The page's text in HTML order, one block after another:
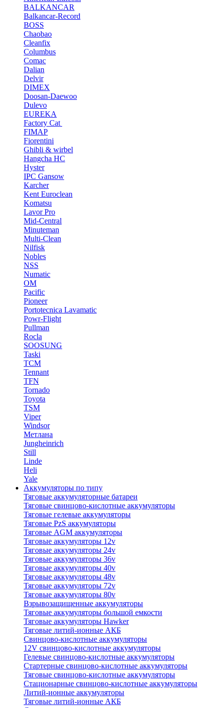
BALKANCAR
Balkancar-Record
BOSS
Chaobao
Cleanfix
Columbus
Comac
Dalian
Delvir
DIMEX
Doosan-Daewoo
Dulevo
EUREKA
Factory Cat
FIMAP
Fiorentini
Ghibli & wirbel
Hangcha HC
Hyster
IPC Gansow
Karcher
Kent Euroclean
Komatsu
Lavor Pro
Mid-Central
Minuteman
Multi-Clean
Nilfisk
Nobles
NSS
Numatic
OM
Pacific
Pioneer
Portotecnica Lavamatic
Powr-Flight
Pullman
Rocla
SOOSUNG
Taski
TCM
Tennant
TFN
Tornado
Toyota
TSM
Viper
Windsor
Метлана
Jungheinrich
Still
Linde
Heli
Yale
Аккумуляторы по типу
Тяговые аккумуляторные батареи
Тяговые свинцово-кислотные аккумуляторы
Тяговые гелевые аккумуляторы
Тяговые PzS аккумуляторы
Тяговые AGM аккумуляторы
Тяговые аккумуляторы 12v
Тяговые аккумуляторы 24v
Тяговые аккумуляторы 36v
Тяговые аккумуляторы 40v
Тяговые аккумуляторы 48v
Тяговые аккумуляторы 72v
Тяговые аккумуляторы 80v
Взрывозащищенные аккумуляторы
Тяговые аккумуляторы большой емкости
Тяговые аккумуляторы Hawker
Тяговые литий-ионные АКБ
Свинцово-кислотные аккумуляторы
12V свинцово-кислотные аккумуляторы
Гелевые свинцово-кислотные аккумуляторы
Стартерные свинцово-кислотные аккумуляторы
Тяговые свинцово-кислотные аккумуляторы
Стационарные свинцово-кислотные аккумуляторы
Литий-ионные аккумуляторы
Тяговые литий-ионные АКБ